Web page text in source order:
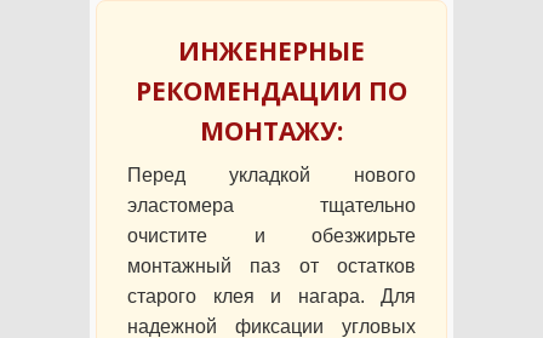
ИНЖЕНЕРНЫЕ
РЕКОМЕНДАЦИИ ПО
МОНТАЖУ:
Перед укладкой нового
эластомера тщательно
очистите и обезжирьте
монтажный паз от остатков
старого клея и нагара. Для
надежной фиксации угловых